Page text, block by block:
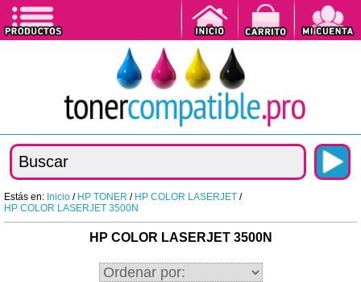
Estás en: Inicio / HP TONER / HP COLOR LASERJET /
HP COLOR LASERJET 3500N
HP COLOR LASERJET 3500N